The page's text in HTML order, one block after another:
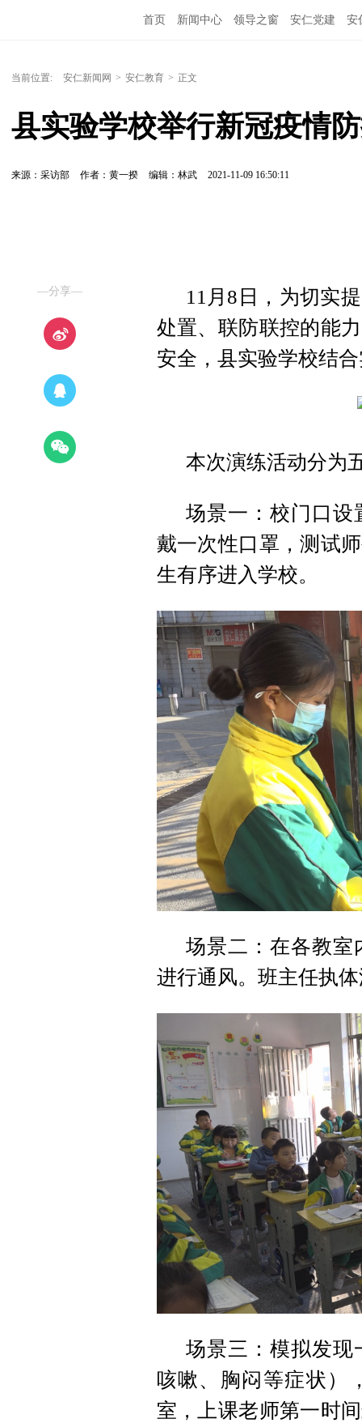
首页 新闻中心 领导之窗 安仁党建 安
当前位置: 安仁新闻网 > 安仁教育 > 正文
县实验学校举行新冠疫情
来源：采访部 作者：黄一揆 编辑：林武 2021-11-09 16:50:11
—分享—
11月8日，为切实
处置、联防联控的能
安全，县实验学校结
本次演练活动分为
场景一：校门口设
戴一次性口罩，测试
生有序进入学校。
场景二：在各教室
进行通风。班主任执
场景三：模拟发现
咳嗽、胸闷等症状）
室，上课老师第一时